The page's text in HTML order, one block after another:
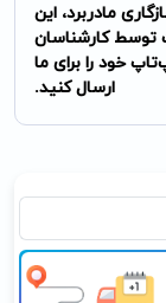
مادربرد، این
کارشناسان
خود را برای ما
ارسال کنید.